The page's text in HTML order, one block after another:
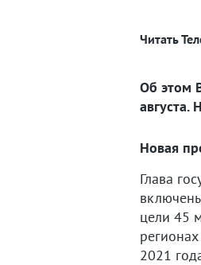
Читать
Об этом
Новая
Глава
цели 45
2021